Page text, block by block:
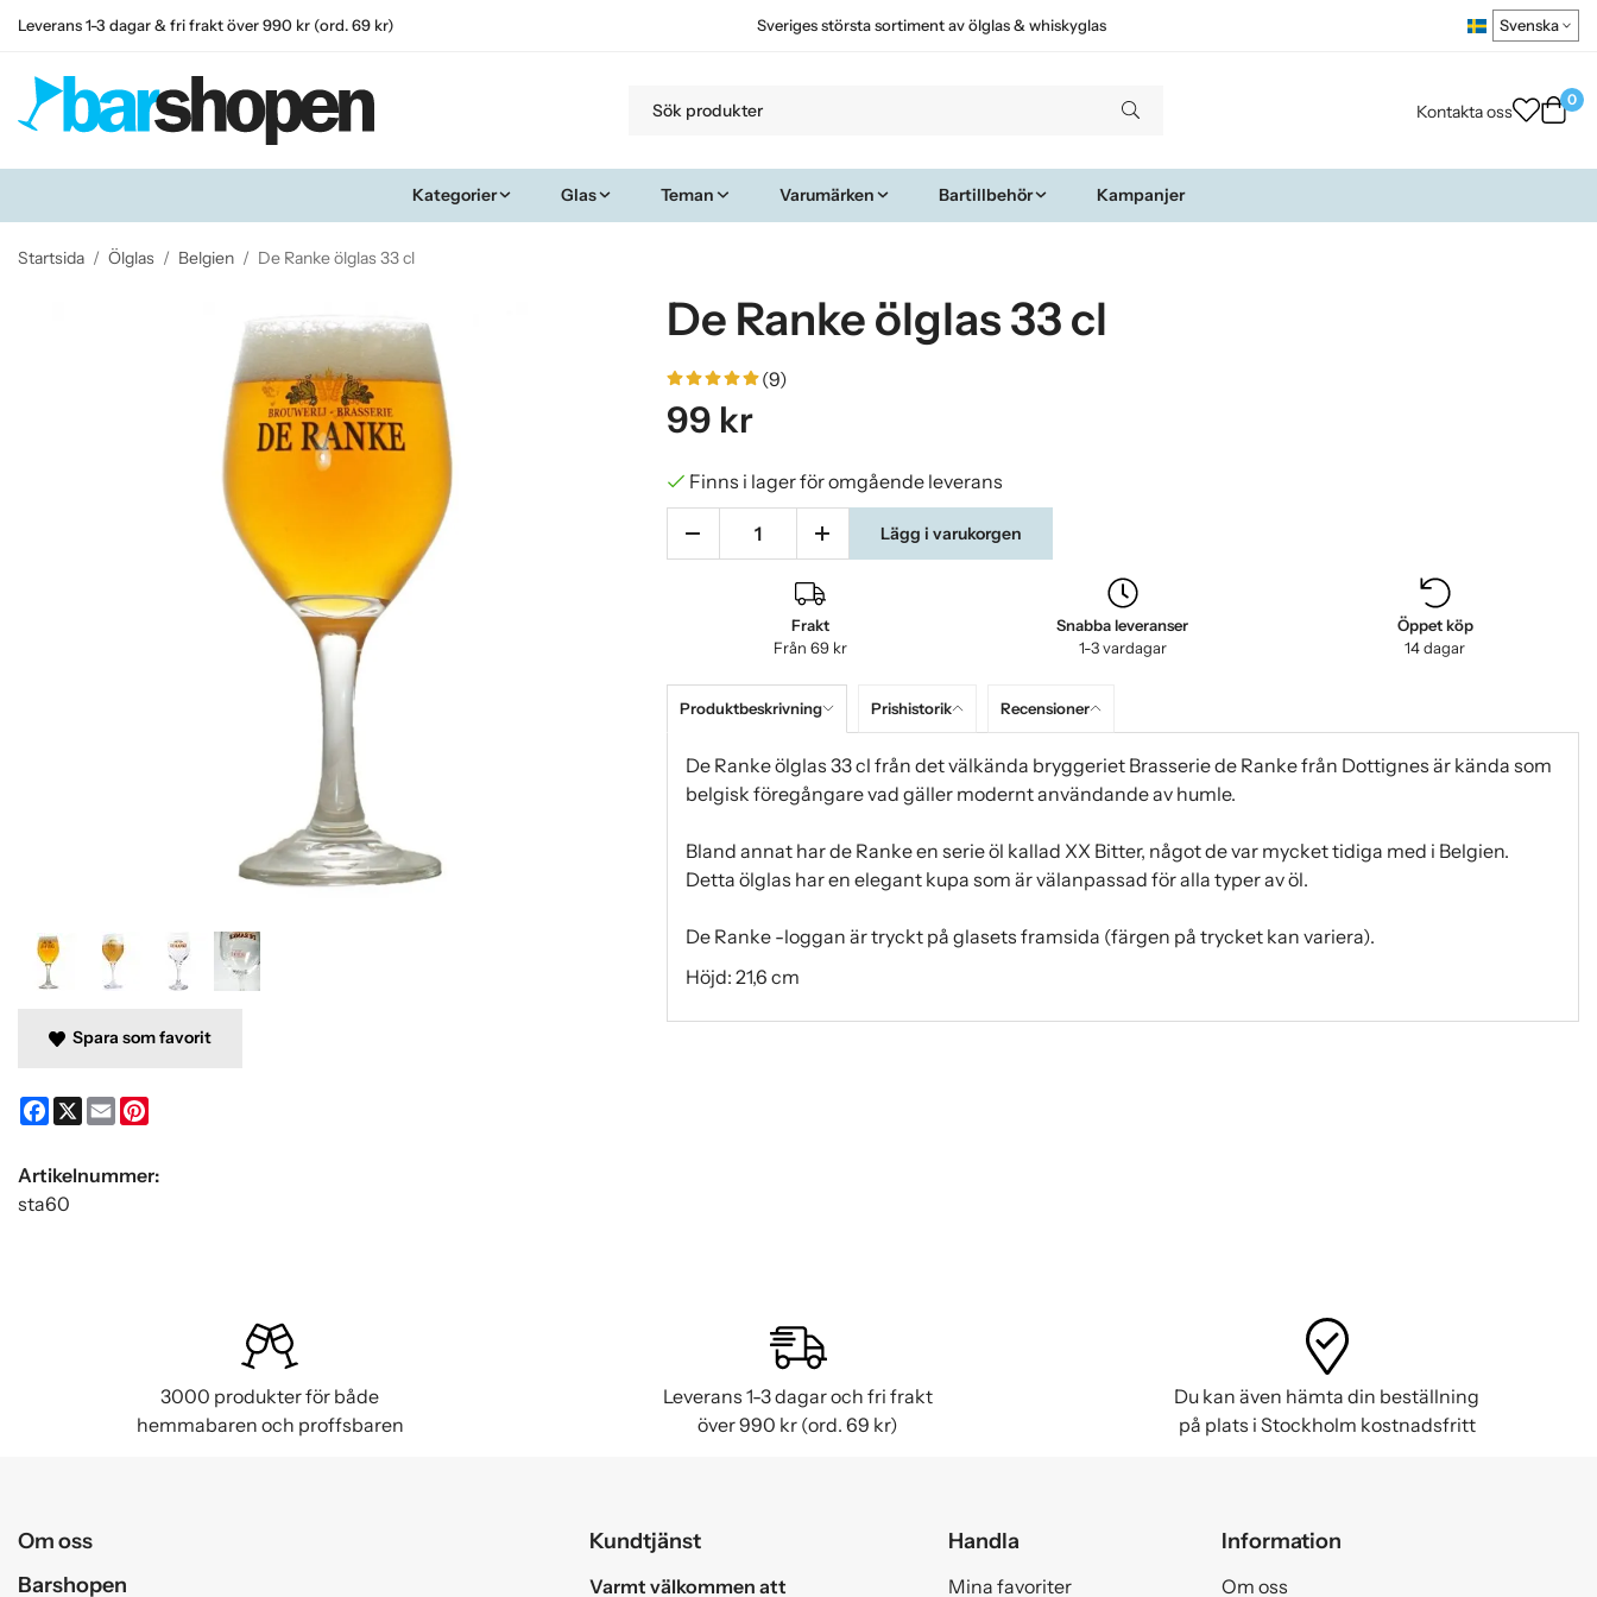
Leverans 1-3 dagar & fri frakt över 990 kr (ord. 69 kr) Sveriges största sortiment av ölglas & whiskyglas
Kontakta oss
0
Kategorier Glas Teman Varumärken Bartillbehör Kampanjer
Startsida / Ölglas / Belgien / De Ranke ölglas 33 cl
De Ranke ölglas 33 cl
(9)
99 kr
Finns i lager för omgående leverans
Lägg i varukorgen
Frakt
Från 69 kr
Snabba leveranser
1-3 vardagar
Öppet köp
14 dagar
Produktbeskrivning Prishistorik Recensioner
De Ranke ölglas 33 cl från det välkända bryggeriet Brasserie de Ranke från Dottignes är kända som
belgisk föregångare vad gäller modernt användande av humle.
Bland annat har de Ranke en serie öl kallad XX Bitter, något de var mycket tidiga med i Belgien.
Detta ölglas har en elegant kupa som är välanpassad för alla typer av öl.
De Ranke -loggan är tryckt på glasets framsida (färgen på trycket kan variera).
Höjd: 21,6 cm
Spara som favorit
Facebook
X Email
Artikelnummer:
sta60
3000 produkter för både
hemmabaren och proffsbaren
Leverans 1-3 dagar och fri frakt
över 990 kr (ord. 69 kr)
Du kan även hämta din beställning
på plats i Stockholm kostnadsfritt
Om oss
Barshopen
Kundtjänst
Varmt välkommen att
Handla
Mina favoriter
Information
Om oss